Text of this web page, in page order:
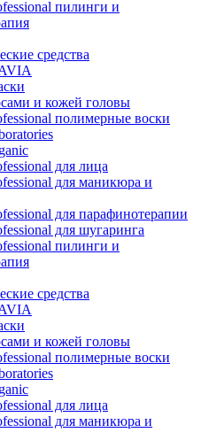
пилинги и
средства
и кожей головы
полимерные воски
для лица
для маникюра и
для парафинотерапии
для шугаринга
пилинги и
средства
и кожей головы
полимерные воски
для лица
для маникюра и